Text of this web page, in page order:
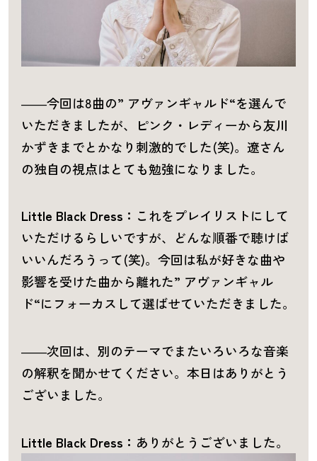
――今回は8曲の” アヴァンギャルド“を選んで
いただきましたが、ピンク・レディーから友川
かずきまでとかなり刺激的でした(笑)。遼さん
の独自の視点はとても勉強になりました。
Little Black Dress： これをプレイリストにして
いただけるらしいですが、どんな順番で聴けば
いいんだろうって(笑)。今回は私が好きな曲や
影響を受けた曲から離れた” アヴァンギャル
ド“にフォーカスして選ばせていただきました。
――次回は、別のテーマでまたいろいろな音楽
の解釈を聞かせてください。本日はありがとう
ございました。
Little Black Dress： ありがとうございました。